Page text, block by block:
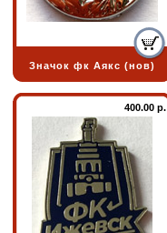
Значок фк Аякс (нов)
400.00 р.